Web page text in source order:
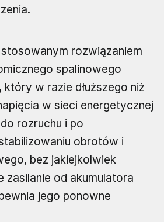
rozwiązaniem
spalinowego
w razie dłuższego niż
w sieci energetycznej
rozruchu i po
obrotów i
bez jakiejkolwiek
zasilanie od akumulatora
jego ponowne